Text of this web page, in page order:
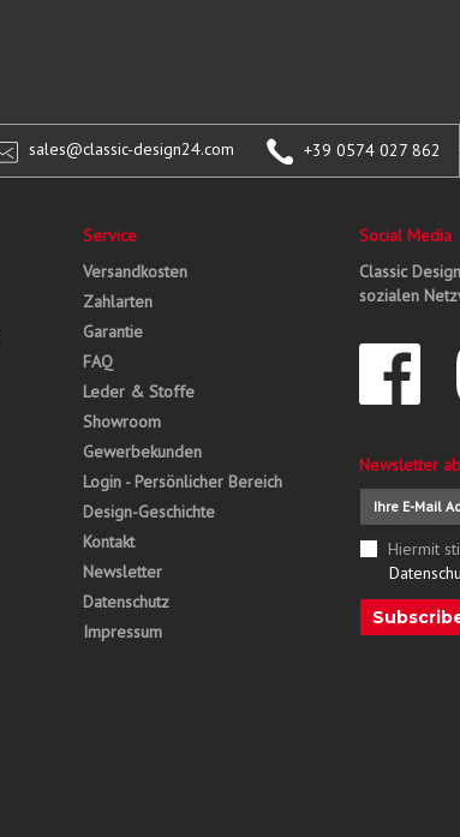
sales@classic-design24.com +39 0574 027 862
Service
Versandkosten
Zahlarten
Garantie
FAQ
Leder & Stoffe
Showroom
Gewerbekunden
Login - Persönlicher Bereich
Design-Geschichte
Kontakt
Newsletter
Datenschutz
Impressum
Social Media
Classic
sozialen
Newsletter
Hiermit